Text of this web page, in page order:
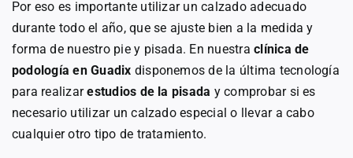
Por eso es importante utilizar un calzado adecuado
durante todo el año, que se ajuste bien a la medida y
forma de nuestro pie y pisada. En nuestraclínica de
podología en Guadix disponemos de la última tecnología
para realizarestudios de la pisada y comprobar si es
necesario utilizar un calzado especial o llevar a cabo
cualquier otro tipo de tratamiento.